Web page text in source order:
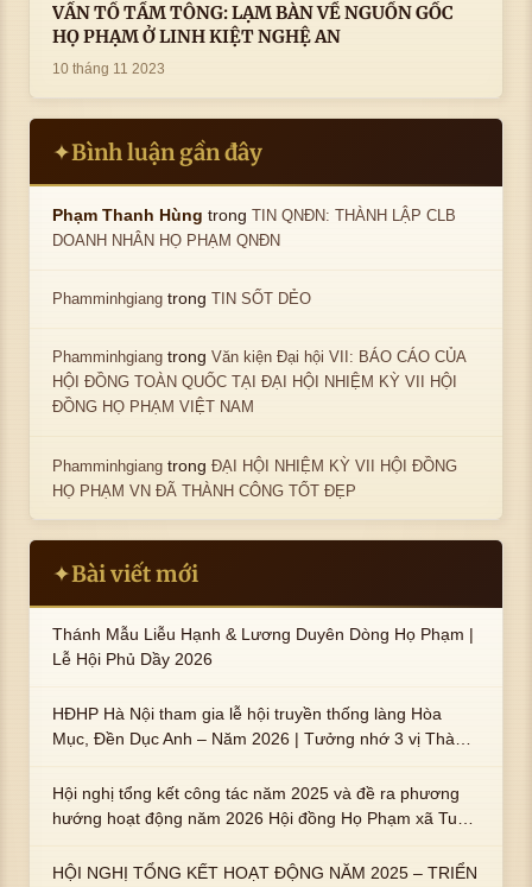
VẤN TỔ TẦM TÔNG: LẠM BÀN VỀ NGUỒN GỐC
HỌ PHẠM Ở LINH KIỆT NGHỆ AN
10 tháng 11 2023
✦Bình luận gần đây
Phạm Thanh Hùng trongTIN QNĐN: THÀNH LẬP CLB
DOANH NHÂN HỌ PHẠM QNĐN
Phamminhgiang trongTIN SỐT DẺO
Phamminhgiang trongVăn kiện Đại hội VII: BÁO CÁO CỦA
HỘI ĐỒNG TOÀN QUỐC TẠI ĐẠI HỘI NHIỆM KỲ VII HỘI
ĐỒNG HỌ PHẠM VIỆT NAM
Phamminhgiang trongĐẠI HỘI NHIỆM KỲ VII HỘI ĐỒNG
HỌ PHẠM VN ĐÃ THÀNH CÔNG TỐT ĐẸP
✦Bài viết mới
Thánh Mẫu Liễu Hạnh & Lương Duyên Dòng Họ Phạm |
Lễ Hội Phủ Dầy 2026
HĐHP Hà Nội tham gia lễ hội truyền thống làng Hòa
Mục, Đền Dục Anh – Năm 2026 | Tưởng nhớ 3 vị Thành
trai : ngài Phạm Huy, Phạm Miện
Hội nghị tổng kết công tác năm 2025 và đề ra phương
hướng hoạt động năm 2026 Hội đồng Họ Phạm xã Tuy
HỘI NGHỊ TỔNG KẾT HOẠT ĐỘNG NĂM 2025 – TRIỂN